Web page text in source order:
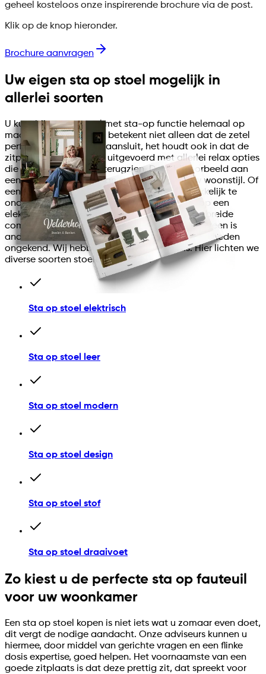
geheel kosteloos onze inspirerende brochure via de post.
Klik op de knop hieronder.
Brochure aanvragen
Uw eigen sta op stoel mogelijk in
allerlei soorten
U kunt bij ons uw stoel met sta-op functie helemaal op
maat laten maken. Dat betekent niet alleen dat de zetel
perfect op uw lichaam aansluit, het houdt ook in dat de
zitplaats precies wordt uitgevoerd met allerlei relax opties
die u graag zou willen terugzien. Denk bijvoorbeeld aan
een moderne fauteuil van stof die past bij uw woonstijl. Of
een sta op fauteuil van leer, omdat dit gemakkelijk te
onderhouden is. Misschien valt de keuze wel op een
elektrisch verstelbare opsta fauteuil met uitgebreide
comfortopties om heerlijk te ontspannen? Iedereen is
anders en daarom zijn bij Velderhof de mogelijkheden
ongekend. Wij hebben het allemaal in huis. Hier lichten we
diverse soorten stoelen voor u uit:
Sta op stoel elektrisch
Sta op stoel leer
Sta op stoel modern
Sta op stoel design
Sta op stoel stof
Sta op stoel draaivoet
Zo kiest u de perfecte sta op fauteuil
voor uw woonkamer
Een sta op stoel kopen is niet iets wat u zomaar even doet,
dit vergt de nodige aandacht. Onze adviseurs kunnen u
hiermee, door middel van gerichte vragen en een flinke
dosis expertise, goed helpen. Het voornaamste van een
goede zitplaats is dat deze prettig zit, dat spreekt voor